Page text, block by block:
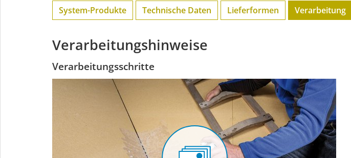
System-Produkte Technische Daten Lieferformen Verarbeitung
Verarbeitungshinweise
Verarbeitungsschritte